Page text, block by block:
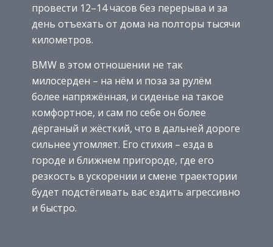
провести 12–14 часов без перерыва и за
день отъехать от дома на полторы тысячи
километров.
BMW в этом отношении не так
милосерден – на нём и поза за рулём
более напряжённая, и сиденье на такое
комфортное, и сам по себе он более
дёрганый и жёсткий, что в дальней дороге
сильнее утомляет. Его стихия – езда в
городе и ближнем пригороде, где его
резкость в ускорении и смене траектории
будет подстёгивать вас ездить агрессивно
и быстро.